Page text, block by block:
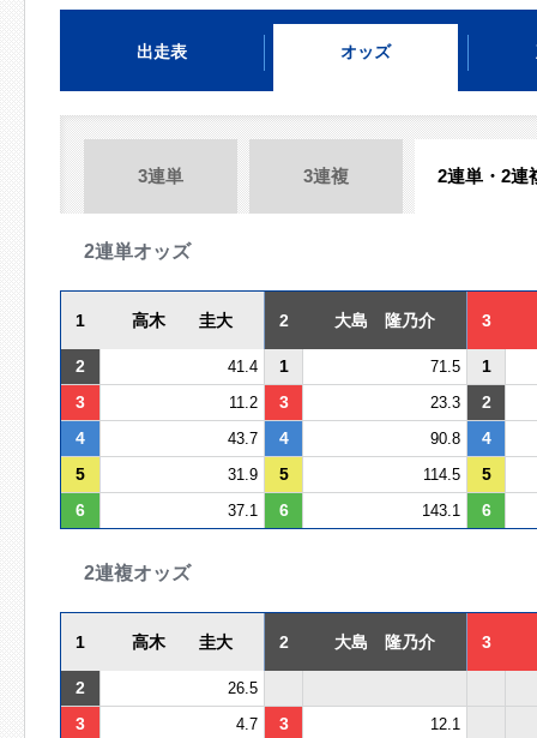
出走表 オッズ
3連単 3連複 2連単・2連
2連単オッズ
1 高木 圭大 2 大島 隆乃介 3
2 41.4 1 71.5
1
3
11.2 3 23.3
2
4
43.7 4 90.8
4
5
31.9 5 114.5
5
6
37.1 6 143.1 6
2連複オッズ
1 高木 圭大 2 大島 隆乃介 3
2 26.5
3 4.7 3 12.1